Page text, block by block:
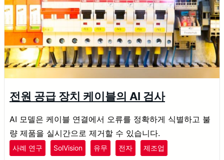
전원 공급 장치 케이블의 AI 검사
AI 모델은 케이블 연결에서 오류를 정확하게 식별하고 불
량 제품을 실시간으로 제거할 수 있습니다.
사례 연구 SolVision 유무 전자 제조업